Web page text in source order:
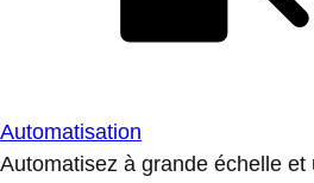
Automatisation
Automatisez à grande échelle